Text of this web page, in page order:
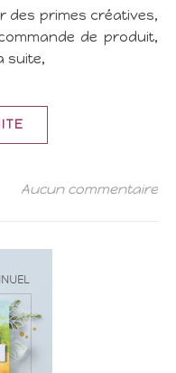
des primes créatives,
de produit,
suite,
Aucun commentaire